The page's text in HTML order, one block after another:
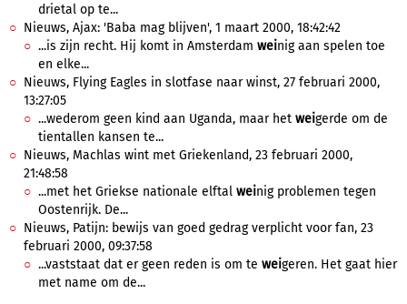
drietal op te...
Nieuws, Ajax: 'Baba mag blijven', 1 maart 2000, 18:42:42
...is zijn recht. Hij komt in Amsterdam weinig aan spelen toe
en elke...
Nieuws, Flying Eagles in slotfase naar winst, 27 februari 2000,
13:27:05
...wederom geen kind aan Uganda, maar het weigerde om de
tientallen kansen te...
Nieuws, Machlas wint met Griekenland, 23 februari 2000,
21:48:58
...met het Griekse nationale elftal weinig problemen tegen
Oostenrijk. De...
Nieuws, Patijn: bewijs van goed gedrag verplicht voor fan, 23
februari 2000, 09:37:58
...vaststaat dat er geen reden is om te weigeren. Het gaat hier
met name om de...